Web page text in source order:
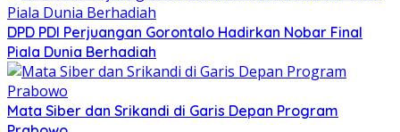
DPD PDI Perjuangan Gorontalo Hadirkan Nobar Final
Piala Dunia Berhadiah
Mata Siber dan Srikandi di Garis Depan Program